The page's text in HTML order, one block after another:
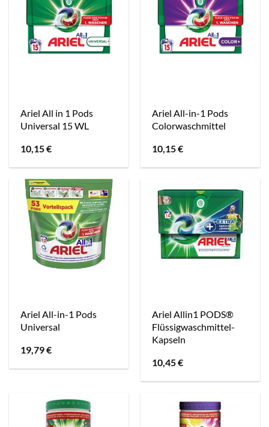
Ariel All in 1 Pods
Universal 15 WL
10,15€
Ariel All-in-1 Pods
Colorwaschmittel
10,15€
Ariel All-in-1 Pods
Universal
19,79€
Ariel Allin1 PODS®
Flüssigwaschmittel-
Kapseln
10,45€